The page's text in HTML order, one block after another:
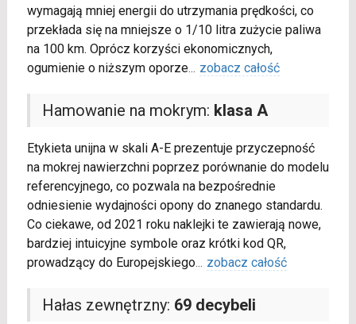
wymagają mniej energii do utrzymania prędkości, co
przekłada się na mniejsze o 1/10 litra zużycie paliwa
na 100 km. Oprócz korzyści ekonomicznych,
ogumienie o niższym oporze... zobacz całość
Hamowanie na mokrym: klasa A
Etykieta unijna w skali A-E prezentuje przyczepność
na mokrej nawierzchni poprzez porównanie do modelu
referencyjnego, co pozwala na bezpośrednie
odniesienie wydajności opony do znanego standardu.
Co ciekawe, od 2021 roku naklejki te zawierają nowe,
bardziej intuicyjne symbole oraz krótki kod QR,
prowadzący do Europejskiego... zobacz całość
Hałas zewnętrzny: 69 decybeli